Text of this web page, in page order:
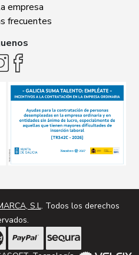
empresa
frecuentes
S.L. Todos los derechos